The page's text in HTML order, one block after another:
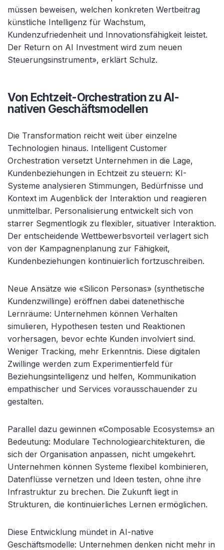
müssen beweisen, welchen konkreten Wertbeitrag
künstliche Intelligenz für Wachstum,
Kundenzufriedenheit und Innovationsfähigkeit leistet.
Der Return on AI Investment wird zum neuen
Steuerungsinstrument», erklärt Schulz.
Von Echtzeit-Orchestration zu AI-
nativen Geschäftsmodellen
Die Transformation reicht weit über einzelne
Technologien hinaus. Intelligent Customer
Orchestration versetzt Unternehmen in die Lage,
Kundenbeziehungen in Echtzeit zu steuern: KI-
Systeme analysieren Stimmungen, Bedürfnisse und
Kontext im Augenblick der Interaktion und reagieren
unmittelbar. Personalisierung entwickelt sich von
starrer Segmentlogik zu flexibler, situativer Interaktion.
Der entscheidende Wettbewerbsvorteil verlagert sich
von der Kampagnenplanung zur Fähigkeit,
Kundenbeziehungen kontinuierlich fortzuschreiben.
Neue Ansätze wie «Silicon Personas» (synthetische
Kundenzwillinge) eröffnen dabei datenethische
Lernräume: Unternehmen können Verhalten
simulieren, Hypothesen testen und Reaktionen
vorhersagen, bevor echte Kunden involviert sind.
Weniger Tracking, mehr Erkenntnis. Diese digitalen
Zwillinge werden zum Experimentierfeld für
Beziehungsintelligenz und helfen, Kommunikation
empathischer und Services vorausschauender zu
gestalten.
Parallel dazu gewinnen «Composable Ecosystems» an
Bedeutung: Modulare Technologiearchitekturen, die
sich der Organisation anpassen, nicht umgekehrt.
Unternehmen können Systeme flexibel kombinieren,
Datenflüsse vernetzen und Ideen testen, ohne ihre
Infrastruktur zu brechen. Die Zukunft liegt in
Strukturen, die kontinuierliches Lernen ermöglichen.
Diese Entwicklung mündet in AI-native
Geschäftsmodelle: Unternehmen denken nicht mehr in